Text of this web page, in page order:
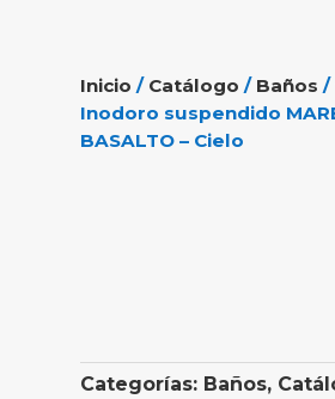
Inicio / Catálogo / Baños /
Inodoro suspendido
BASALTO – Cielo
Categorías: Baños,